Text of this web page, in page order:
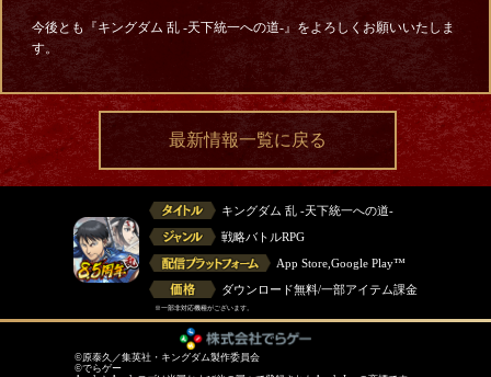
今後とも『キングダム 乱 -天下統一への道-』をよろしくお願いいたしま
す。
最新情報一覧に戻る
キングダム 乱 -天下統一への道-
戦略バトルRPG
App Store,Google Play™
ダウンロード無料/一部アイテム課金
※一部非対応機種がございます。
©原泰久／集英社・キングダム製作委員会
©でらゲー